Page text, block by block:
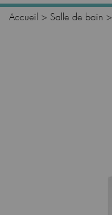
Accueil > Salle de bain >